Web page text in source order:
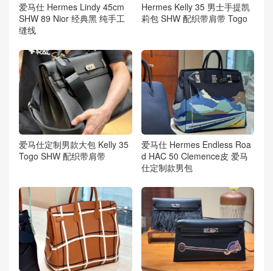
爱马仕 Hermes Lindy 45cm
SHW 89 Nior 经典黑 纯手工
缝线
Hermes Kelly 35 男士手提凯
莉包 SHW 配织带肩带 Togo
爱马仕定制男款大包 Kelly 35
Togo SHW 配织带肩带
爱马仕 Hermes Endless Roa
d HAC 50 Clemence皮 爱马
仕定制款男包